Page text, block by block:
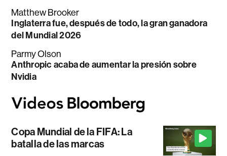
Matthew Brooker
Inglaterra fue, después de todo, la gran ganadora
del Mundial 2026
Parmy Olson
Anthropic acaba de aumentar la presión sobre
Nvidia
Copa Mundial de la FIFA: La
batalla de las marcas